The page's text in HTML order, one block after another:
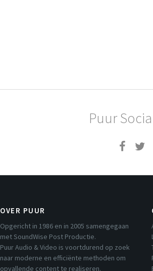
Puur
OVER PUUR
Opgericht in 1986 en in 2005 samengegaan
met SoundWise Post Productie.
Puur Audio & Video is voortdurend op zoek
naar moderne en efficiënte methoden om
opvallende content te realiseren.